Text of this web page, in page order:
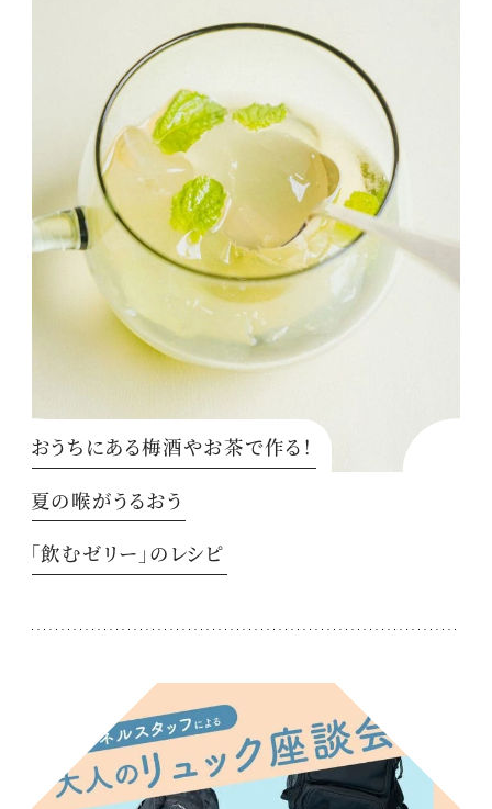
おうちにある梅酒やお茶で作る！
夏の喉がうるおう
「飲むゼリー」のレシピ